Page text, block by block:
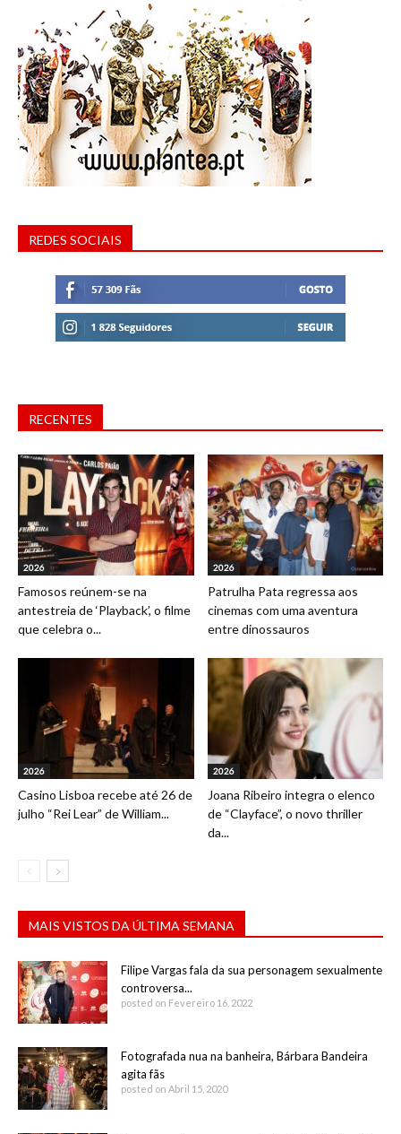
REDES SOCIAIS
RECENTES
2026
Famosos reúnem-se na
antestreia de ‘Playback’, o filme
que celebra o...
2026
Patrulha Pata regressa aos
cinemas com uma aventura
entre dinossauros
2026
Casino Lisboa recebe até 26 de
julho “Rei Lear” de William...
2026
Joana Ribeiro integra o elenco
de “Clayface”, o novo thriller
da...
MAIS VISTOS DA ÚLTIMA SEMANA
Filipe Vargas fala da sua personagem sexualmente
controversa...
posted on Fevereiro 16, 2022
Fotografada nua na banheira, Bárbara Bandeira
agita fãs
posted on Abril 15, 2020